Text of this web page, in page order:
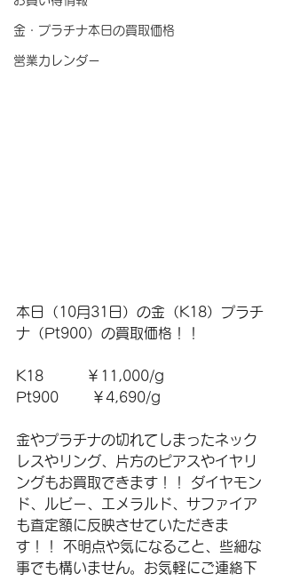
金・プラチナ本日の買取価格
営業カレンダー
本日（10月31日）の金（K18）プラチ
ナ（Pt900）の買取価格！！
K18　　　￥11,000/g
Pt900 　　￥4,690/g
金やプラチナの切れてしまったネック
レスやリング、片方のピアスやイヤリ
ングもお買取できます！！ ダイヤモン
ド、ルビー、エメラルド、サファイア
も査定額に反映させていただきま
す！！ 不明点や気になること、些細な
事でも構いません。お気軽にご連絡下